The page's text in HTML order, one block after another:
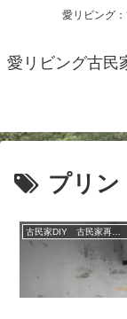
愛リビング
愛リビング古民
プリン